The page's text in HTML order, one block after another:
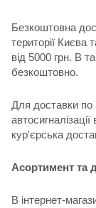
Безкоштовна
території Києва
від 5000 грн. В
безкоштовно.
Для доставки по
кур'єрська
Асортимент та
В інтернет-